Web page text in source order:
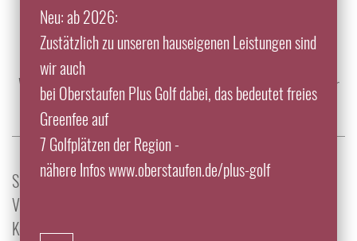
Neu: ab 2026:
Zustätzlich zu unseren hauseigenen Leistungen sind
wir auch
bei Oberstaufen Plus Golf dabei, das bedeutet freies
Greenfee auf
7 Golfplätzen der Region -
nähere Infos www.oberstaufen.de/plus-golf
info@traube-thalkirchdorf.de
Tel.: +49 8325 9200
Wir freuen uns auf Ihre Reservierung, täglich von 07:30 Uhr
bis 22:00 Uhr.
Sie haben Fragen, Wünsche oder eine konkrete
Verfügbarkeitsanfrage? Dann nutzen Sie unser
Kontaktformular, wir melden uns umgehend zurück!